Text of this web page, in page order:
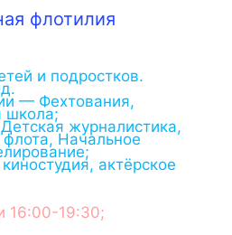
флотилия
и подростков.
— Фехтования,
школа;
журналистика,
Начальное
актёрское
16:00-19:30;